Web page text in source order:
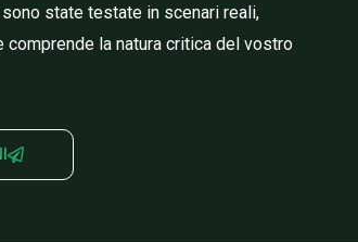
state testate in scenari reali,
la natura critica del vostro